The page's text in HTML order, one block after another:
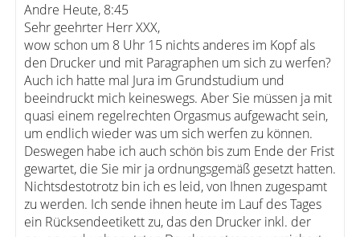
Andre Heute, 8:45
Sehr geehrter Herr XXX,
wow schon um 8 Uhr 15 nichts anderes im Kopf als
den Drucker und mit Paragraphen um sich zu werfen?
Auch ich hatte mal Jura im Grundstudium und
beeindruckt mich keineswegs. Aber Sie müssen ja mit
quasi einem regelrechten Orgasmus aufgewacht sein,
um endlich wieder was um sich werfen zu können.
Deswegen habe ich auch schön bis zum Ende der Frist
gewartet, die Sie mir ja ordnungsgemäß gesetzt hatten.
Nichtsdestotrotz bin ich es leid, von Ihnen zugespamt
zu werden. Ich sende ihnen heute im Lauf des Tages
ein Rücksendeetikett zu, das den Drucker inkl. der